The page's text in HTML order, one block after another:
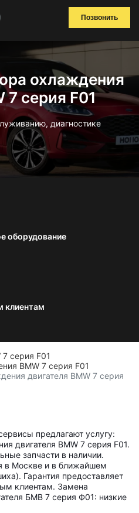
Позвонить
охлаждения
7 серия F01
диагностике
оборудование
клиентам
серия F01
BMW 7 серия F01
двигателя BMW 7 серия
предлагают услугу:
двигателя BMW 7 серия F01.
запчасти в наличии.
в Москве и в ближайшем
Гарантия предоставляет
клиентам. Замена
БМВ 7 серия Ф01: низкие